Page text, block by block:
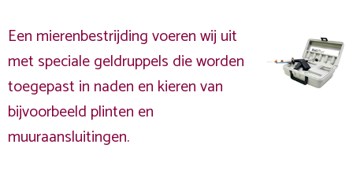
Een mierenbestrijding voeren wij uit
met speciale geldruppels die worden
toegepast in naden en kieren van
bijvoorbeeld plinten en
muuraansluitingen.